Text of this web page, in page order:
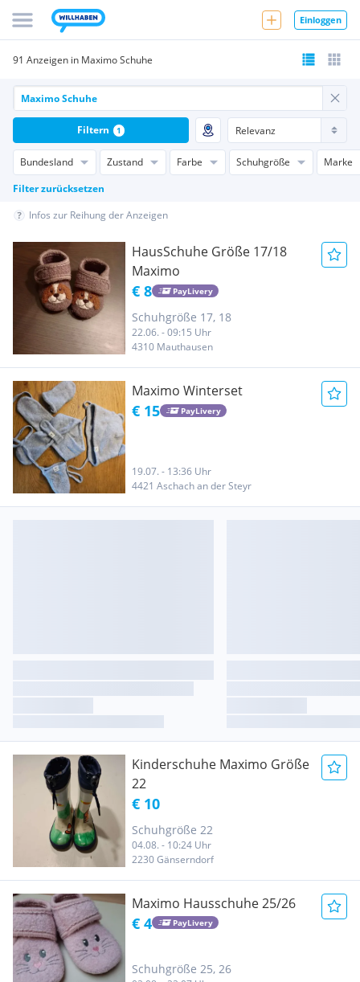
Einloggen
91 Anzeigen in Maximo Schuhe
Bundesland Zustand Farbe Schuhgröße
Marke
Filter zurücksetzen
Filtern 1
Infos zur Reihung der Anzeigen
HausSchuhe Größe 17/18
Maximo
€ 8 PayLivery
Schuhgröße 17, 18
22.06. - 09:15 Uhr
4310 Mauthausen
Maximo Winterset
€ 15 PayLivery
19.07. - 13:36 Uhr
4421 Aschach an der Steyr
Kinderschuhe Maximo Größe
22
€ 10
Schuhgröße 22
04.08. - 10:24 Uhr
2230 Gänserndorf
Maximo Hausschuhe 25/26
€ 4 PayLivery
Schuhgröße 25, 26